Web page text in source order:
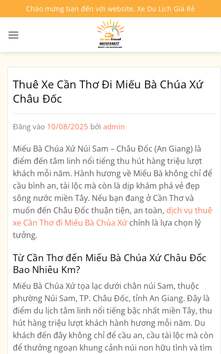
qua
nội
Chào mừng bạn đến với website. Xe Du Lịch Giá Rẻ
Thuê Xe Cần Thơ Đi Miếu Bà Chúa Xứ
Châu Đốc
Đăng vào 10/08/2025 bởi admin
Miếu Bà Chúa Xứ Núi Sam – Châu Đốc (An Giang) là
điểm đến tâm linh nổi tiếng thu hút hàng triệu lượt
khách mỗi năm. Hành hương về Miếu Bà không chỉ để
cầu bình an, tài lộc mà còn là dịp khám phá vẻ đẹp
sông nước miền Tây. Nếu bạn đang ở Cần Thơ và
muốn đến Châu Đốc thuận tiện, an toàn, dịch vụ thuê
xe Cần Thơ đi Miếu Bà Chúa Xứ chính là lựa chọn lý
tưởng.
Từ Cần Thơ đến Miếu Bà Chúa Xứ Châu Đốc
Bao Nhiêu Km?
Miếu Bà Chúa Xứ tọa lạc dưới chân núi Sam, thuộc
phường Núi Sam, TP. Châu Đốc, tỉnh An Giang. Đây là
điểm du lịch tâm linh nổi tiếng bậc nhất miền Tây, thu
hút hàng triệu lượt khách hành hương mỗi năm. Du
khách đến đây không chỉ để cầu an, cầu tài lộc mà còn
để thưởng ngoạn khung cảnh núi non hữu tình và tìm